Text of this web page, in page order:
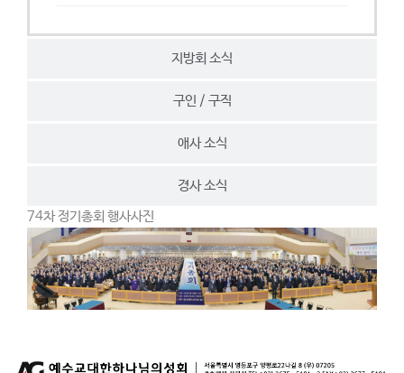
지방회 소식
구인 / 구직
애사 소식
경사 소식
74차 정기총회 행사사진